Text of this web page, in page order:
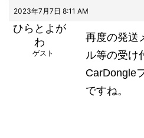
2023年7月7日 8:11 AM
ひらとよが
わ
ゲスト
再度の発送
ル等の受け
CarDongle
ですね。